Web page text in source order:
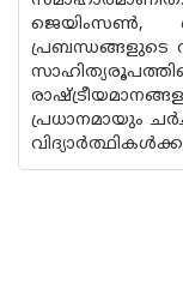
ജെയിംസൺ,
പ്രബന്ധങ്ങളുടെ
പ്രധാനമായും